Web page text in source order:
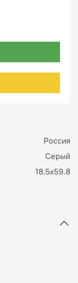
Россия
Серый
18.5x59.8